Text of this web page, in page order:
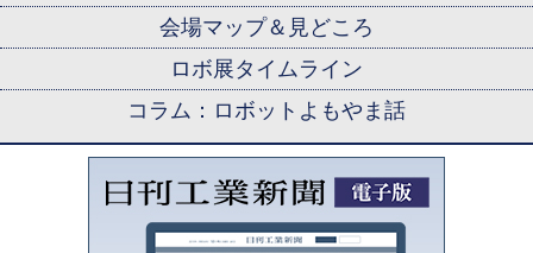
会場マップ＆見どころ
ロボ展タイムライン
コラム：ロボットよもやま話